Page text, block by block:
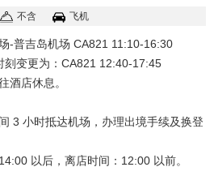
不含 飞机
-普吉岛机场 CA821 11:10-16:30
刻变更为：CA821 12:40-17:45
酒店休息。
3 小时抵达机场，办理出境手续及换登
以后，离店时间：12:00 以前。